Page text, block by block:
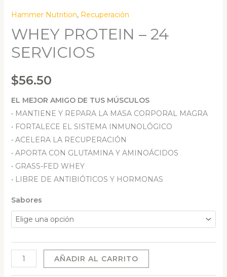
Hammer Nutrition, Recuperación
WHEY PROTEIN – 24
SERVICIOS
$56.50
EL MEJOR AMIGO DE TUS MÚSCULOS
• MANTIENE Y REPARA LA MASA CORPORAL MAGRA
• FORTALECE EL SISTEMA INMUNOLÓGICO
• ACELERA LA RECUPERACIÓN
• APORTA CON GLUTAMINA Y AMINOÁCIDOS
• GRASS-FED WHEY
• LIBRE DE ANTIBIÓTICOS Y HORMONAS
Sabores
WHEY
PROTEIN
AÑADIR AL CARRITO